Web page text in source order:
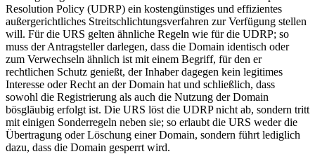
Resolution Policy (UDRP) ein kostengünstiges und effizientes
außergerichtliches Streitschlichtungsverfahren zur Verfügung stellen
will. Für die URS gelten ähnliche Regeln wie für die UDRP; so
muss der Antragsteller darlegen, dass die Domain identisch oder
zum Verwechseln ähnlich ist mit einem Begriff, für den er
rechtlichen Schutz genießt, der Inhaber dagegen kein legitimes
Interesse oder Recht an der Domain hat und schließlich, dass
sowohl die Registrierung als auch die Nutzung der Domain
bösgläubig erfolgt ist. Die URS löst die UDRP nicht ab, sondern tritt
mit einigen Sonderregeln neben sie; so erlaubt die URS weder die
Übertragung oder Löschung einer Domain, sondern führt lediglich
dazu, dass die Domain gesperrt wird.